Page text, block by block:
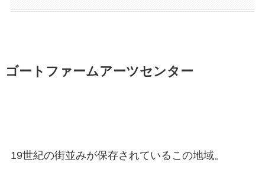
ゴートファームアーツセンター
19世紀の街並みが保存されているこの地域。